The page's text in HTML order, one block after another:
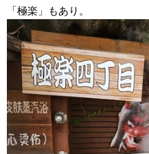
「極楽」もあり。